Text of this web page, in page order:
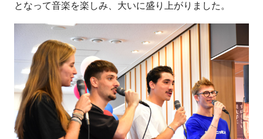
となって音楽を楽しみ、大いに盛り上がりました。